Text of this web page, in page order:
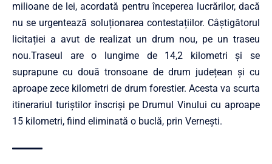
milioane de lei, acordată pentru începerea lucrărilor, dacă
nu se urgentează soluționarea contes­tațiilor. Câștigătorul
licitației a avut de realizat un drum nou, pe un traseu
nou.Traseul are o lungime de 14,2 kilometri și se
suprapune cu două tronsoane de drum județean și cu
aproape zece kilometri de drum forestier. Acesta va scurta
­iti­nerariul turiștilor înscriși pe Drumul Vinului cu aproape
15 kilometri, fiind eliminată o buclă, prin Vernești.